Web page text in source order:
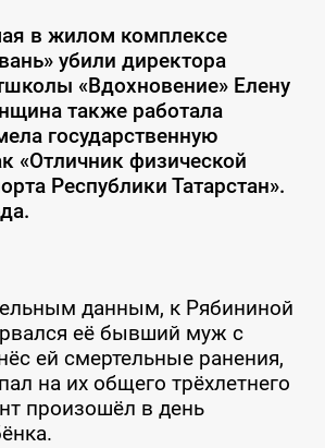
в жилом комплексе
убили директора
«Вдохновение» Елену
также работала
государственную
«Отличник физической
Республики Татарстан».
данным, к Рябининой
её бывший муж с
ей смертельные ранения,
на их общего трёхлетнего
произошёл в день